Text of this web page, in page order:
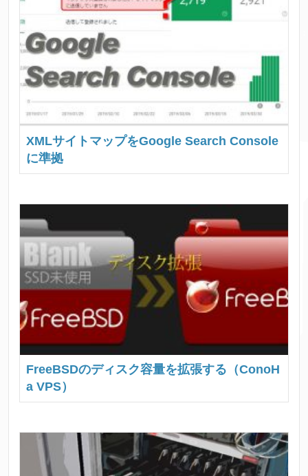
XMLサイトマップをGoogle Search Console
に準拠
FreeBSDのディスク容量を拡張する（ConoH
a VPS）